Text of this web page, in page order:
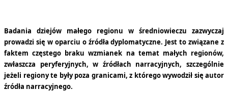
Badania dziejów małego regionu w średniowieczu zazwyczaj
prowadzi się w oparciu o źródła dyplomatyczne. Jest to związane z
faktem częstego braku wzmianek na temat małych regionów,
zwłaszcza peryferyjnych, w źródłach narracyjnych, szczególnie
jeżeli regiony te były poza granicami, z którego wywodził się autor
źródła narracyjnego.